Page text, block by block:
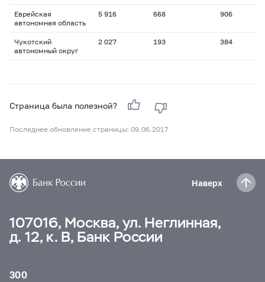
Еврейская
автономная область
5 916 668 906
Чукотский
автономный округ
2 027 193 384
Страница была полезной?
Последнее обновление страницы: 09.06.2017
Наверх
107016, Москва, ул. Неглинная,
д. 12, к. В, Банк России
300